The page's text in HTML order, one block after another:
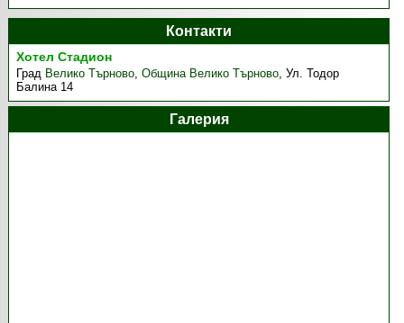
Контакти
Хотел Стадион
Град Велико Търново,Община Велико Търново,Ул. Тодор
Балина 14
Галерия